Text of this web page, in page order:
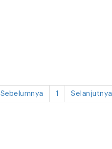
Sebelumnya 1 Selanjutnya